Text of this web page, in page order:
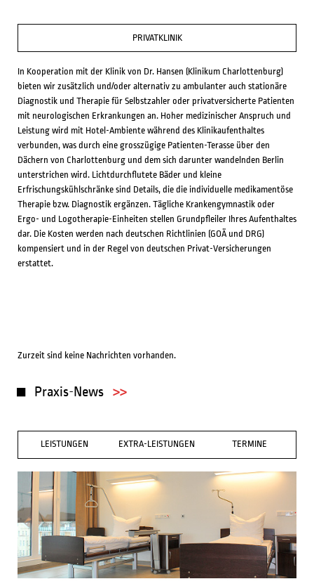
PRIVATKLINIK
In Kooperation mit der Klinik von Dr. Hansen (Klinikum Charlottenburg)
bieten wir zusätzlich und/oder alternativ zu ambulanter auch stationäre
Diagnostik und Therapie für Selbstzahler oder privatversicherte Patienten
mit neurologischen Erkrankungen an. Hoher medizinischer Anspruch und
Leistung wird mit Hotel-Ambiente während des Klinikaufenthaltes
verbunden, was durch eine grosszügige Patienten-Terasse über den
Dächern von Charlottenburg und dem sich darunter wandelnden Berlin
unterstrichen wird. Lichtdurchflutete Bäder und kleine
Erfrischungskühlschränke sind Details, die die individuelle medikamentöse
Therapie bzw. Diagnostik ergänzen. Tägliche Krankengymnastik oder
Ergo- und Logotherapie-Einheiten stellen Grundpfleiler Ihres Aufenthaltes
dar. Die Kosten werden nach deutschen Richtlinien (GOÄ und DRG)
kompensiert und in der Regel von deutschen Privat-Versicherungen
erstattet.
Zurzeit sind keine Nachrichten vorhanden.
Praxis-News
LEISTUNGEN EXTRA-LEISTUNGEN TERMINE